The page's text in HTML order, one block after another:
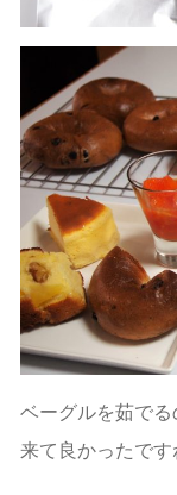
ベーグルを茹で
来て良かったです